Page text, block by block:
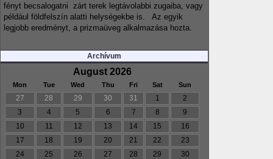
fényt becsalogatni zárt terek legtávolabbi zugaiba, vagy
például földfelszín alatti helységekbe is. Az egyik
legjobb eredményt, a prizmaüveg alkalmazása hozta.
Archívum
August 2026
Mon Tue Wed Thu Fri Sat Sun
27 28 29 30 31 1
2
3
4 5 6 7 8
9
10
11 12 13 14 15
16
17
18 19 20 21 22
23
24
25 26 27 28 29
30